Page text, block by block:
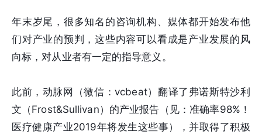
年末岁尾，很多知名的咨询机构、媒体都开始发布他
们对产业的预判，这些内容可以看成是产业发展的风
向标，对从业者有一定的指导意义。
此前，动脉网（微信：vcbeat）翻译了弗诺斯特沙利
文（Frost&Sullivan）的产业报告（见：准确率98%！
医疗健康产业2019年将发生这些事），并取得了积极